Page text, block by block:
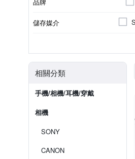
儲存媒介
相關分類
手機/相機/耳機/穿戴
相機
SONY
CANON